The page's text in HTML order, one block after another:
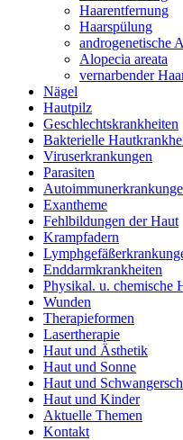
Haarentfernung
Haarspülung
androgenetische
Alopecia areata
vernarbender
Nägel
Hautpilz
Geschlechtskrankheiten
Bakterielle
Viruserkrankungen
Parasiten
Exantheme
Fehlbildungen der Haut
Krampfadern
Enddarmkrankheiten
Physikal. u. chemische
Wunden
Therapieformen
Lasertherapie
Haut und Ästhetik
Haut und Sonne
Haut und
Haut und Kinder
Aktuelle Themen
Kontakt